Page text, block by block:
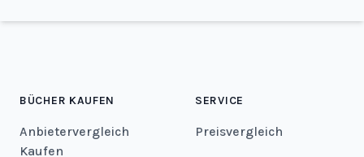
BÜCHER KAUFEN
Anbietervergleich
Kaufen
SERVICE
Preisvergleich